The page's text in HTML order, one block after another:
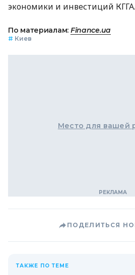
экономики и инвестиций КГГА.
По материалам: Finance.ua
# Киев
Место для вашей
ПОДЕЛИТЬСЯ
ТАКЖЕ ПО ТЕМЕ